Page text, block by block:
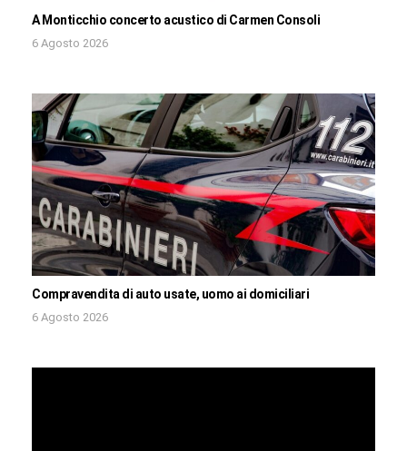
A Monticchio concerto acustico di Carmen Consoli
6 Agosto 2026
Compravendita di auto usate, uomo ai domiciliari
6 Agosto 2026